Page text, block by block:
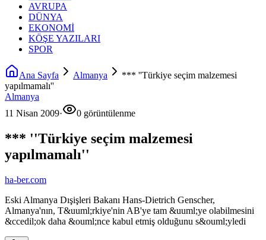
AVRUPA
DÜNYA
EKONOMİ
KÖŞE YAZILARI
SPOR
Ana Sayfa Almanya
*** ''Türkiye seçim malzemesi
yapılmamalı''
Almanya
11 Nisan 2009· 0 görüntülenme
*** ''Türkiye seçim malzemesi
yapılmamalı''
ha-ber.com
Eski Almanya Dışişleri Bakanı Hans-Dietrich Genscher,
Almanya'nın, T&uuml;rkiye'nin AB'ye tam &uuml;ye olabilmesini
&ccedil;ok daha &ouml;nce kabul etmiş olduğunu s&ouml;yledi